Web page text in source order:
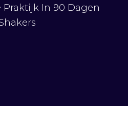
Praktijk In 90 Dagen